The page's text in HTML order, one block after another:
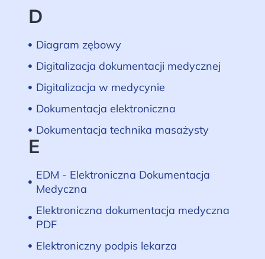
D
Diagram zębowy
Digitalizacja dokumentacji medycznej
Digitalizacja w medycynie
Dokumentacja elektroniczna
Dokumentacja technika masażysty
E
EDM - Elektroniczna Dokumentacja
Medyczna
Elektroniczna dokumentacja medyczna
PDF
Elektroniczny podpis lekarza